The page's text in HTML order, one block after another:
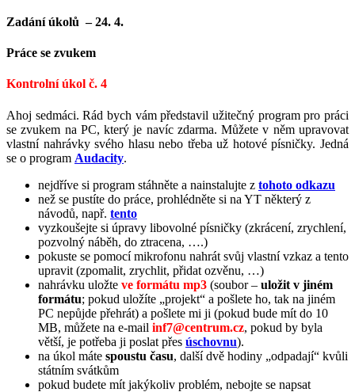
Zadání úkolů – 24. 4.
Práce se zvukem
Kontrolní úkol č. 4
Ahoj sedmáci. Rád bych vám představil užitečný program pro práci
se zvukem na PC, který je navíc zdarma. Můžete v něm upravovat
vlastní nahrávky svého hlasu nebo třeba už hotové písničky. Jedná
se o program Audacity.
nejdříve si program stáhněte a nainstalujte z tohoto odkazu
než se pustíte do práce, prohlédněte si na YT některý z
návodů, např. tento
vyzkoušejte si úpravy libovolné písničky (zkrácení, zrychlení,
pozvolný náběh, do ztracena, ….)
pokuste se pomocí mikrofonu nahrát svůj vlastní vzkaz a tento
upravit (zpomalit, zrychlit, přidat ozvěnu, …)
nahrávku uložte ve formátu mp3 (soubor – uložit v jiném
formátu; pokud uložíte „projekt“ a pošlete ho, tak na jiném
PC nepůjde přehrát) a pošlete mi ji (pokud bude mít do 10
MB, můžete na e-mail inf7@centrum.cz, pokud by byla
větší, je potřeba ji poslat přes úschovnu).
na úkol máte spoustu času, další dvě hodiny „odpadají“ kvůli
státním svátkům
pokud budete mít jakýkoliv problém, nebojte se napsat